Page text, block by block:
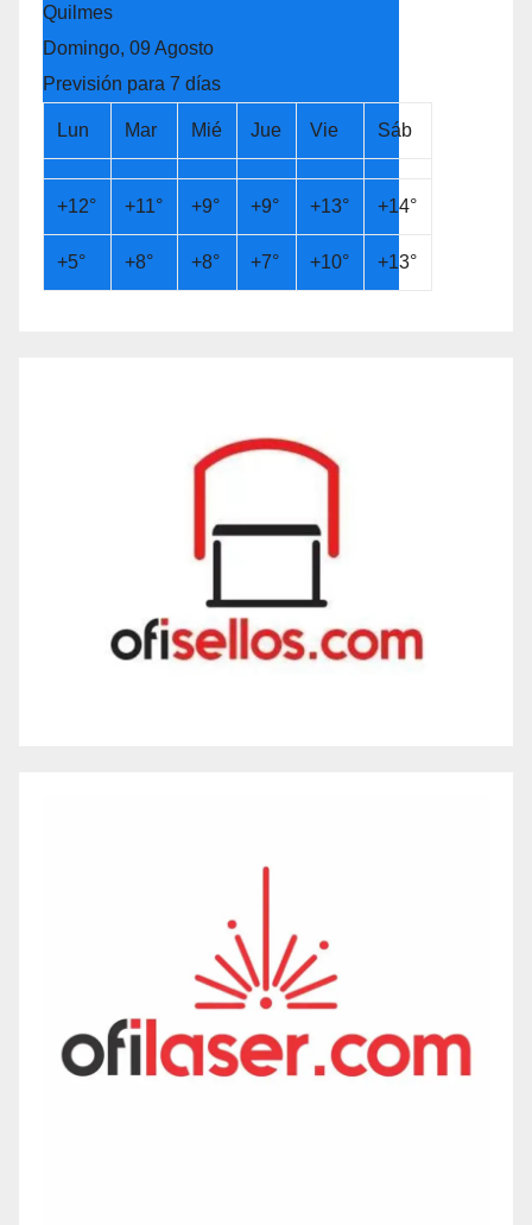
Quilmes
Domingo, 09 Agosto
Previsión para 7 días
Lun Mar Mié Jue Vie Sáb
+12° +11° +9° +9° +13° +14°
+5° +8° +8° +7° +10° +13°